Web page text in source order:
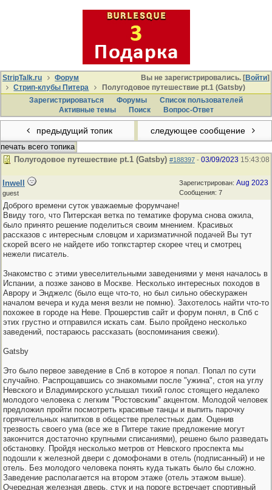
Вы не зарегистрировались. [Войти]
StripTalk.ru
Форум
Стрип-клубы Питера
Полугодовое путешествие pt.1 (Gatsby)
Зарегистрироваться
Форумы
Список пользователей
Активные темы
Поиcк Вопрос-Ответ
предыдущий топик следующее сообщение
печать всего топика
#188397 - 03/09/2023 15:43:08
Полугодовое путешествие pt.1 (Gatsby)
Зарегистрирован: Aug 2023
Сообщения: 7
Inwell
guest
Доброго времени суток уважаемые форумчане!
Ввиду того, что Питерская ветка по тематике форума снова ожила,
было принято решение поделиться своим мнением. Красивых
рассказов с интересным словцом и харизматичной подачей Вы тут
скорей всего не найдете ибо топкстартер скорее чтец и смотрец
нежели писатель.
Знакомство с этими увеселительными заведениями у меня началось в
Испании, а позже заново в Москве. Несколько интересных походов в
Аврору и Энджелс (было еще что-то, но был сильно обескуражен
началом вечера и куда меня везли не помню). Захотелось найти что-то
похожее в городе на Неве. Прошерстив сайт и форум понял, в Спб с
этих грустно и отправился искать сам. Было пройдено несколько
заведений, постараюсь рассказать (воспоминания свежи).
Gatsby
Это было первое заведение в Спб в которое я попал. Попал по сути
случайно. Распрощавшись со знакомыми после "ужина", стоя на углу
Невского и Владимирского услышал тихий голос стоящего недалеко
молодого человека с легким "Ростовским" акцентом. Молодой человек
предложил пройти посмотреть красивые танцы и выпить парочку
горячительных напитков в обществе прелестных дам. Оценив
трезвость своего ума (все же в Питере такие предложение могут
закончится достаточно крупными списаниями), решено было разведать
обстановку. Пройдя несколько метров от Невского проспекта мы
подошли к железной двери с домофонами в отель (подписанный) и не
отель. Без молодого человека понять куда тыкать было бы сложно.
Заведение располагается на втором этаже (отель этажом выше).
Очередная железная дверь, стук и на пороге встречает спортивный